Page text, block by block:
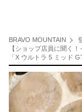
BRAVO MOUNTAIN
【ショップ店員に聞く
「X ウルトラ 5 ミッド